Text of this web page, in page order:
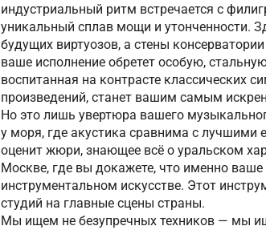
индустриальный ритм встречается с
уникальный сплав мощи и утонченности.
будущих виртуозов, а стены
ваше исполнение обретет особую,
воспитанная на контрасте классических
произведений, станет вашим самым
Но это лишь увертюра вашего
у моря, где акустика сравнима с
оценит жюри, знающее всё о уральском
Москве, где вы докажете, что именно
инструментальном искусстве. Этот
студий на главные сцены страны.
Мы ищем не безупречных техников — мы